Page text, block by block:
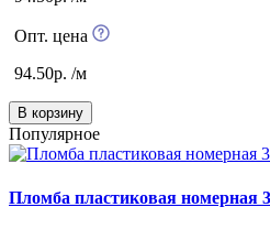
Опт. цена
94.50р. /м
В корзину
Популярное
Пломба пластиковая номерная